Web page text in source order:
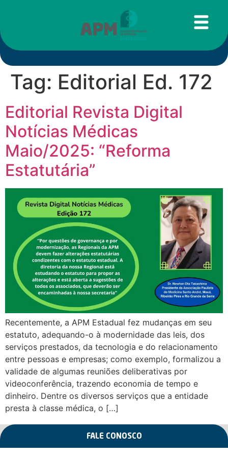
Tag: Editorial Ed. 172
Editorial Revista Digital
Notícias Médicas
Maio/2025: “Reforma
Estatutária”
Recentemente, a APM Estadual fez mudanças em seu
estatuto, adequando-o à modernidade das leis, dos
serviços prestados, da tecnologia e do relacionamento
entre pessoas e empresas; como exemplo, formalizou a
validade de algumas reuniões deliberativas por
videoconferência, trazendo economia de tempo e
dinheiro. Dentre os diversos serviços que a entidade
presta à classe médica, o […]
FALE CONOSCO